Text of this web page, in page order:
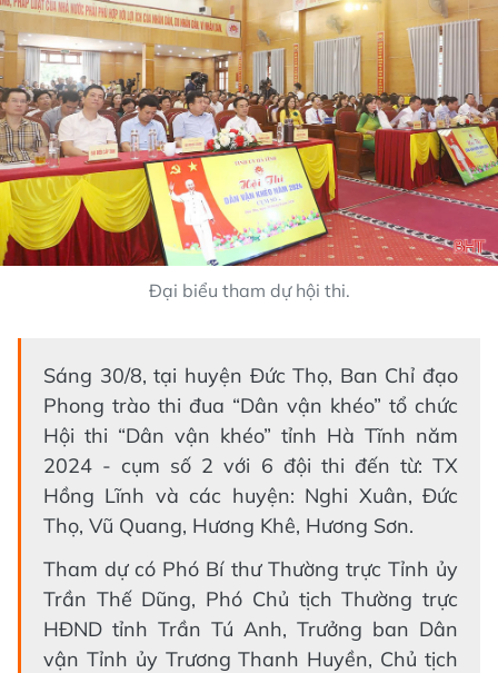
Đại biểu tham dự hội thi.
Sáng 30/8, tại huyện Đức Thọ, Ban Chỉ đạo
Phong trào thi đua “Dân vận khéo” tổ chức
Hội thi “Dân vận khéo” tỉnh Hà Tĩnh năm
2024 - cụm số 2 với 6 đội thi đến từ: TX
Hồng Lĩnh và các huyện: Nghi Xuân, Đức
Thọ, Vũ Quang, Hương Khê, Hương Sơn.
Tham dự có Phó Bí thư Thường trực Tỉnh ủy
Trần Thế Dũng, Phó Chủ tịch Thường trực
HĐND tỉnh Trần Tú Anh, Trưởng ban Dân
vận Tỉnh ủy Trương Thanh Huyền, Chủ tịch